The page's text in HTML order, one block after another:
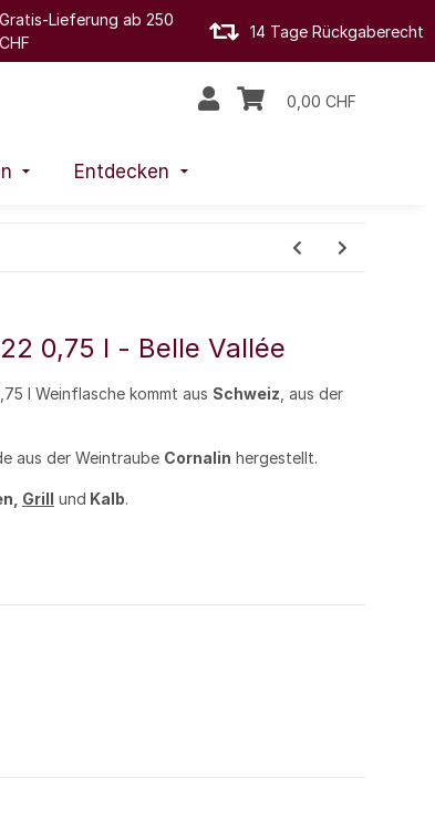
Gratis-Lieferung ab 250
CHF
14 Tage Rückgaberecht
0,00 CHF
Entdecken
0,75 l - Belle Vallée
l Weinflasche kommt aus Schweiz , aus der
aus der Weintraube Cornalin hergestellt.
Grill und Kalb.